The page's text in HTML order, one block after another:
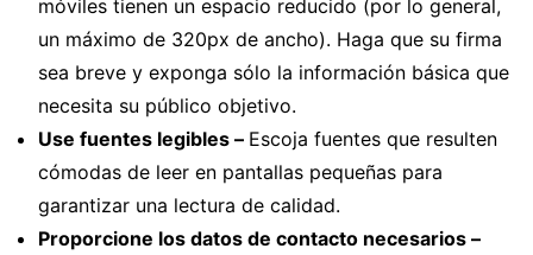
móviles tienen un espacio reducido (por lo general,
un máximo de 320px de ancho). Haga que su firma
sea breve y exponga sólo la información básica que
necesita su público objetivo.
Use fuentes legibles – Escoja fuentes que resulten
cómodas de leer en pantallas pequeñas para
garantizar una lectura de calidad.
Proporcione los datos de contacto necesarios –